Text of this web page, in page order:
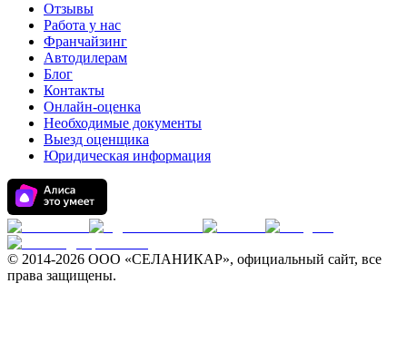
Отзывы
Работа у нас
Франчайзинг
Автодилерам
Блог
Контакты
Онлайн-оценка
Необходимые документы
Выезд оценщика
Юридическая информация
© 2014-2026 ООО «СЕЛАНИКАР», официальный сайт, все
права защищены.